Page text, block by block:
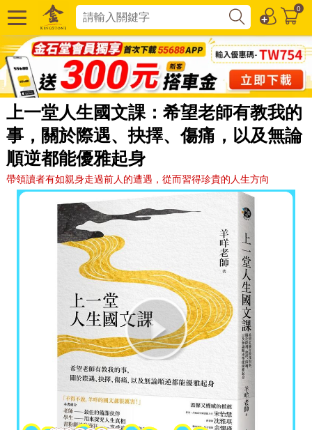
0
上一堂人生國文課：希望老師有教我的
事，關於際遇、抉擇、傷痛，以及無論
順逆都能優雅起身
帶領讀者有如親身走過前人的遭遇，從而習得珍貴的人生方向